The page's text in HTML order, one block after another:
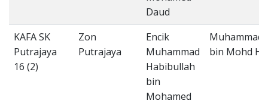
Daud
KAFA SK
Putrajaya
16 (2)
Zon
Putrajaya
Encik
Muhammad
Habibullah
bin
Mohamed
Muhammad
bin Mohd